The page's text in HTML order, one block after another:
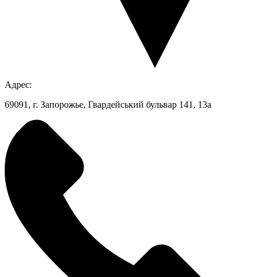
Адрес:
69091, г. Запорожье, Гвардейський бульвар 141, 13а